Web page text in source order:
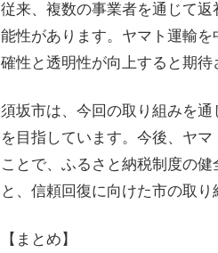
従来、複数の事業者を通じて
能性があります。ヤマト運輸
確性と透明性が向上すると期待
須坂市は、今回の取り組みを
を目指しています。今後、ヤ
ことで、ふるさと納税制度の
と、信頼回復に向けた市の取
【まとめ】